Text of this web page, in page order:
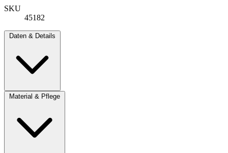
SKU
45182
Daten & Details
Material & Pflege